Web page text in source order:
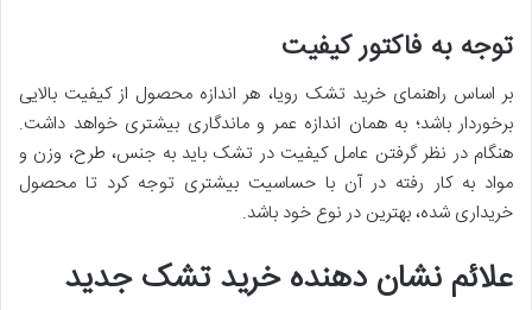
توجه به فاکتور کیفیت
بر اساس راهنمای خرید تشک رویا، هر اندازه محصول از کیفیت بالایی
برخوردار باشد؛ به همان اندازه عمر و ماندگاری بیشتری خواهد داشت.
هنگام در نظر گرفتن عامل کیفیت در تشک باید به جنس، طرح، وزن و
مواد به کار رفته در آن با حساسیت بیشتری توجه کرد تا محصول
خریداری شده، بهترین در نوع خود باشد.
علائم نشان دهنده خرید تشک جدید